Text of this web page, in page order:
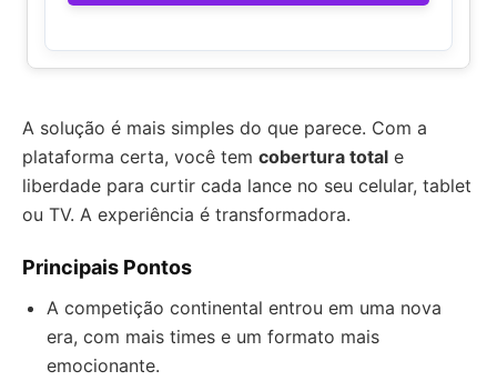
A solução é mais simples do que parece. Com a
plataforma certa, você tem cobertura total e
liberdade para curtir cada lance no seu celular, tablet
ou TV. A experiência é transformadora.
Principais Pontos
A competição continental entrou em uma nova
era, com mais times e um formato mais
emocionante.